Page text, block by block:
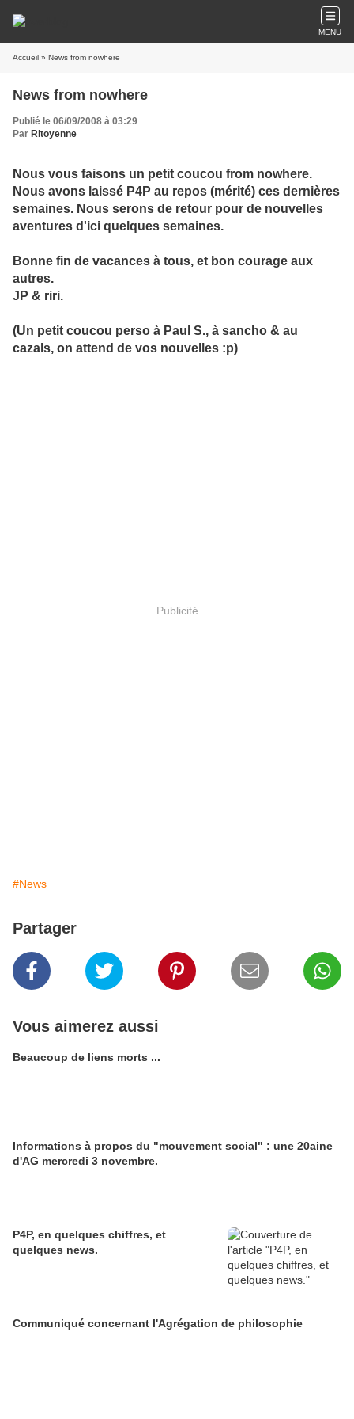
MENU
Accueil » News from nowhere
News from nowhere
Publié le 06/09/2008 à 03:29
Par Ritoyenne
Nous vous faisons un petit coucou from nowhere.
Nous avons laissé P4P au repos (mérité) ces dernières
semaines. Nous serons de retour pour de nouvelles
aventures d'ici quelques semaines.
Bonne fin de vacances à tous, et bon courage aux
autres.
JP & riri.
(Un petit coucou perso à Paul S., à sancho & au
cazals, on attend de vos nouvelles :p)
Publicité
#News
Partager
Vous aimerez aussi
Beaucoup de liens morts ...
Informations à propos du "mouvement social" : une 20aine
d'AG mercredi 3 novembre.
P4P, en quelques chiffres, et
quelques news.
Communiqué concernant l'Agrégation de philosophie